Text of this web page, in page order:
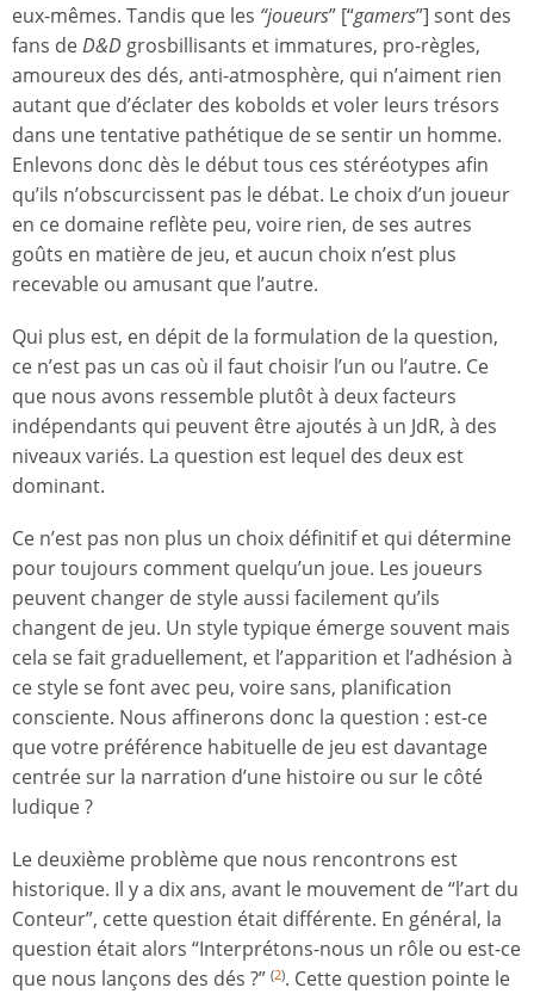
eux-mêmes. Tandis que les “joueurs” [“gamers”] sont des
fans deD&D grosbillisants et immatures, pro-règles,
amoureux des dés, anti-atmosphère, qui n’aiment rien
autant que d’éclater des kobolds et voler leurs trésors
dans une tentative pathétique de se sentir un homme.
Enlevons donc dès le début tous ces stéréotypes afin
qu’ils n’obscurcissent pas le débat. Le choix d’un joueur
en ce domaine reflète peu, voire rien, de ses autres
goûts en matière de jeu, et aucun choix n’est plus
recevable ou amusant que l’autre.
Qui plus est, en dépit de la formulation de la question,
ce n’est pas un cas où il faut choisir l’un ou l’autre. Ce
que nous avons ressemble plutôt à deux facteurs
indépendants qui peuvent être ajoutés à un JdR, à des
niveaux variés. La question est lequel des deux est
dominant.
Ce n’est pas non plus un choix définitif et qui détermine
pour toujours comment quelqu’un joue. Les joueurs
peuvent changer de style aussi facilement qu’ils
changent de jeu. Un style typique émerge souvent mais
cela se fait graduellement, et l’apparition et l’adhésion à
ce style se font avec peu, voire sans, planification
consciente. Nous affinerons donc la question : est-ce
que votre préférence habituelle de jeu est davantage
centrée sur la narration d’une histoire ou sur le côté
ludique ?
Le deuxième problème que nous rencontrons est
historique. Il y a dix ans, avant le mouvement de “l’art du
Conteur”, cette question était différente. En général, la
question était alors “Interprétons-nous un rôle ou est-ce
que nous lançons des dés ?” (2). Cette question pointe le